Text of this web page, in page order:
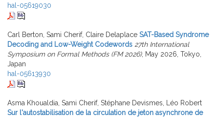
hal-05619030
Carl Berton, Sami Cherif, Claire Delaplace SAT-Based Syndrome
Decoding and Low-Weight Codewords 27th International
Symposium on Formal Methods (FM 2026), May 2026, Tokyo,
Japan
hal-05613930
Asma Khoualdia, Sami Cherif, Stéphane Devismes, Léo Robert
Sur l'autostabilisation de la circulation de jeton asynchrone de